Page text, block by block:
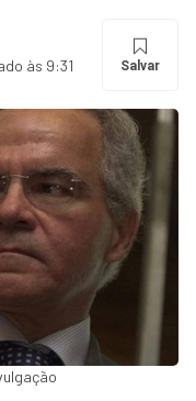
às 9:31 Salvar